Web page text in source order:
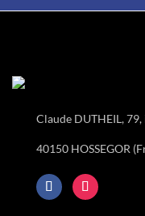
Claude DUTHEIL, 79,
40150 HOSSEGOR